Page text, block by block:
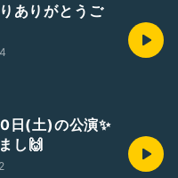
ありがとうご
日(土)の公演✨
し🙌